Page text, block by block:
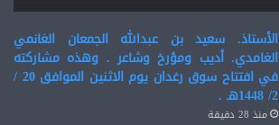
الأستاذ. سعيد بن عبدالله الجمعان الغانمي
الغامدي. أديب ومؤرخ وشاعر . وهذه مشاركته
في افتتاح سوق رغدان يوم الاثنين الموافق 20 /
2/ 1448هـ .
منذ 28 دقيقة